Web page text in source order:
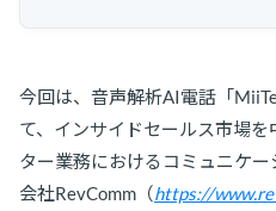
今回は、音声解析AI電話「
て、インサイドセールス市場
ター業務におけるコミュニケ
会社RevComm（https://